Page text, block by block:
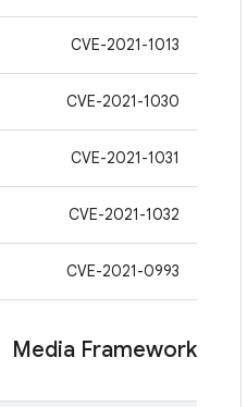
CVE-2021-1013
CVE-2021-1030
CVE-2021-1031
CVE-2021-1032
CVE-2021-0993
Media Framework